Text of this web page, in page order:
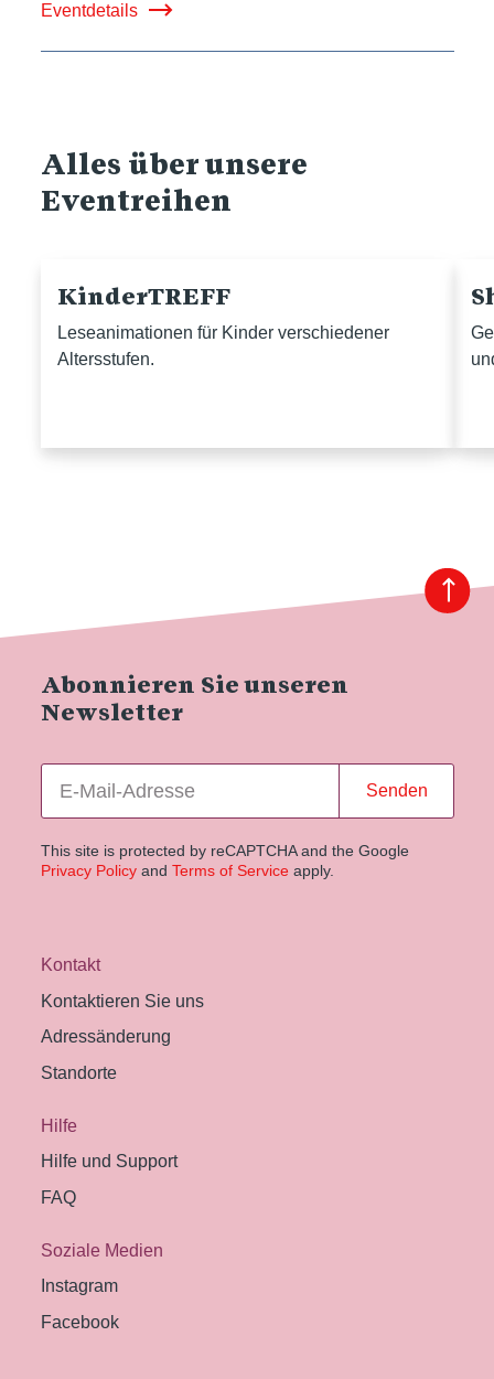
Eventdetails
Alles über unsere
Eventreihen
KinderTREFF
Leseanimationen für Kinder verschiedener
Altersstufen.
Abonnieren Sie unseren
Newsletter
Senden
This site is protected by reCAPTCHA and the Google
Privacy Policyand Terms of Service apply.
Kontakt
Kontaktieren Sie uns
Adressänderung
Standorte
Hilfe
Hilfe und Support
FAQ
Soziale Medien
Instagram
Facebook